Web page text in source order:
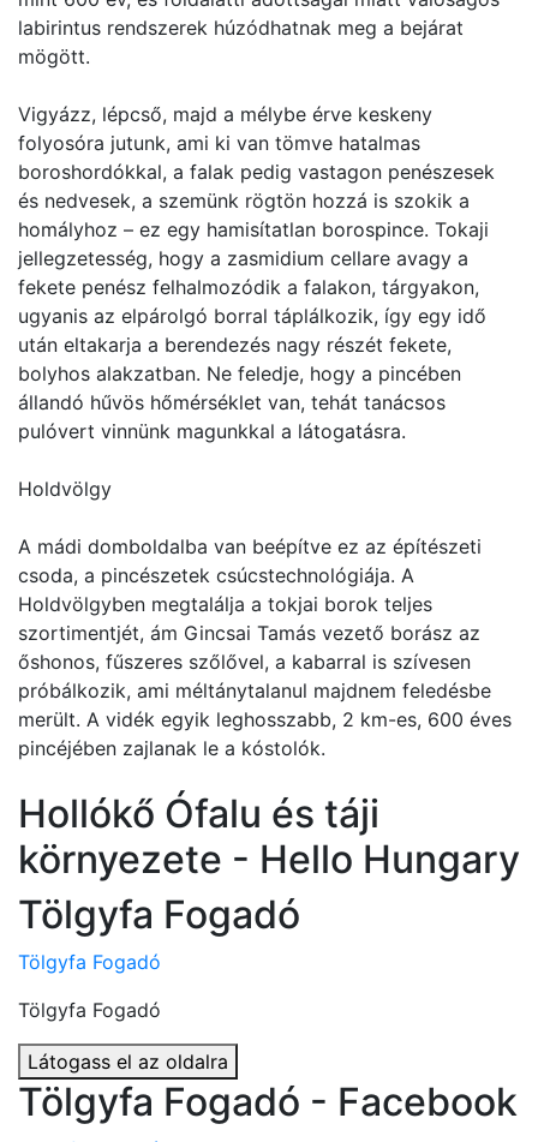
labirintus rendszerek húzódhatnak meg a bejárat
mögött.
Vigyázz, lépcső, majd a mélybe érve keskeny
folyosóra jutunk, ami ki van tömve hatalmas
boroshordókkal, a falak pedig vastagon penészesek
és nedvesek, a szemünk rögtön hozzá is szokik a
homályhoz – ez egy hamisítatlan borospince. Tokaji
jellegzetesség, hogy a zasmidium cellare avagy a
fekete penész felhalmozódik a falakon, tárgyakon,
ugyanis az elpárolgó borral táplálkozik, így egy idő
után eltakarja a berendezés nagy részét fekete,
bolyhos alakzatban. Ne feledje, hogy a pincében
állandó hűvös hőmérséklet van, tehát tanácsos
pulóvert vinnünk magunkkal a látogatásra.
Holdvölgy
A mádi domboldalba van beépítve ez az építészeti
csoda, a pincészetek csúcstechnológiája. A
Holdvölgyben megtalálja a tokjai borok teljes
szortimentjét, ám Gincsai Tamás vezető borász az
őshonos, fűszeres szőlővel, a kabarral is szívesen
próbálkozik, ami méltánytalanul majdnem feledésbe
merült. A vidék egyik leghosszabb, 2 km-es, 600 éves
pincéjében zajlanak le a kóstolók.
Hollókő Ófalu és táji
környezete - Hello Hungary
Tölgyfa Fogadó
Tölgyfa Fogadó
Tölgyfa Fogadó
Látogass el az oldalra
Tölgyfa Fogadó - Facebook